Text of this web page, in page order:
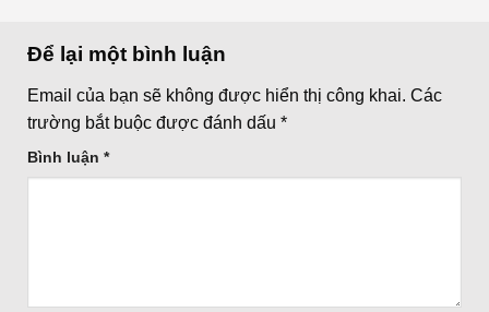
Để lại một bình luận
Email của bạn sẽ không được hiển thị công khai. Các
trường bắt buộc được đánh dấu *
Bình luận *